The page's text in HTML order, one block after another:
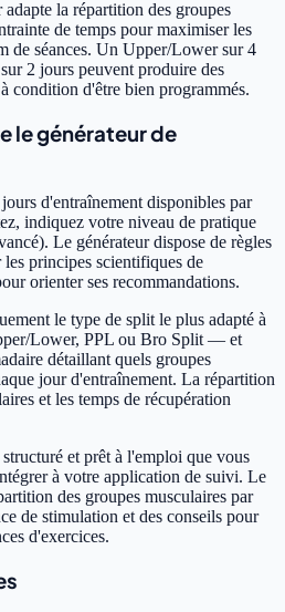
la répartition des groupes
de temps pour maximiser les
de séances. Un Upper/Lower sur 4
2 jours peuvent produire des
condition d'être bien programmés.
le générateur de
d'entraînement disponibles par
indiquez votre niveau de pratique
Le générateur dispose de règles
principes scientifiques de
orienter ses recommandations.
le type de split le plus adapté à
Lower, PPL ou Bro Split — et
détaillant quels groupes
jour d'entraînement. La répartition
et les temps de récupération
et prêt à l'emploi que vous
à votre application de suivi. Le
des groupes musculaires par
de stimulation et des conseils pour
d'exercices.